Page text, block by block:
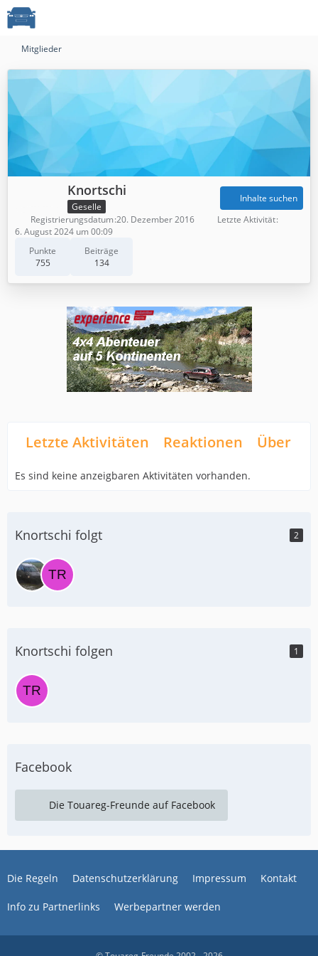
Mitglieder
Knortschi
Geselle
Punkte
755
Beiträge
134
Inhalte suchen
Registrierungsdatum 20. Dezember 2016
Letzte Aktivität
6. August 2024 um 00:09
Letzte Aktivitäten Reaktionen Über
Es sind keine anzeigbaren Aktivitäten vorhanden.
Knortschi folgt 2
Knortschi folgen 1
Facebook
Die Touareg-Freunde auf Facebook
Die Regeln Datenschutzerklärung Impressum Kontakt
Info zu Partnerlinks Werbepartner werden